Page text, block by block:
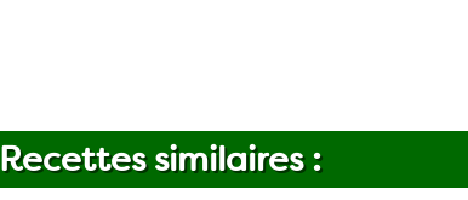
Recettes similaires :